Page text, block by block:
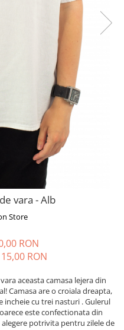
vara - Alb
Store
RON
15,00 RON
aceasta camasa lejera din
Camasa are o croiala dreapta,
incheie cu trei nasturi . Gulerul
este confectionata din
alegere potrivita pentru zilele de